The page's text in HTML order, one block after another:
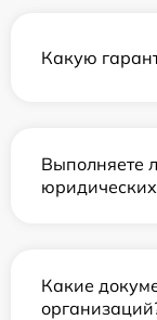
Какую
Выполняете
Какие